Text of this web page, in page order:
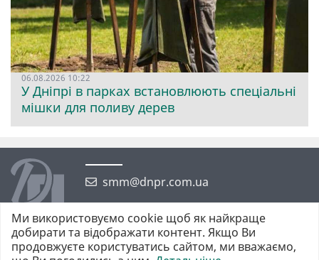
06.08.2026 10:22
У Дніпрі в парках встановлюють спеціальні
мішки для поливу дерев
smm@dnpr.com.ua
Ми використовуємо cookie щоб як найкраще
добирати та відображати контент. Якщо Ви
продовжуєте користуватись сайтом, ми вважаємо,